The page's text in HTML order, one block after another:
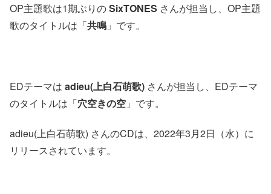
OP主題歌は1期ぶりのSixTONES さんが担当し、OP主題
歌のタイトルは「共鳴 」です。
EDテーマは adieu(上白石萌歌) さんが担当し、EDテーマ
のタイトルは「穴空きの空 」です。
adieu(上白石萌歌) さんのCDは、2022年3月2日（水）に
リリースされています。